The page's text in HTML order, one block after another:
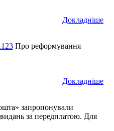
Докладнiше
Про реформування
Докладнiше
запропонували
за передплатою. Для